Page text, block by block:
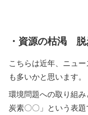
・資源の枯渇
こちらは近年、ニュ
も多いかと思います。
環境問題への取り組
炭素〇〇」という表